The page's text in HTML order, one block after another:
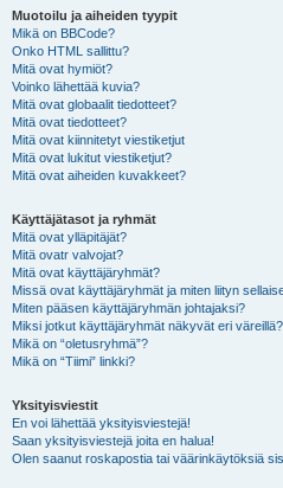
Muotoilu ja aiheiden tyypit
Mikä on BBCode?
Onko HTML sallittu?
Mitä ovat hymiöt?
Voinko lähettää kuvia?
Mitä ovat globaalit tiedotteet?
Mitä ovat tiedotteet?
Mitä ovat kiinnitetyt viestiketjut
Mitä ovat lukitut viestiketjut?
Mitä ovat aiheiden kuvakkeet?
Käyttäjätasot ja ryhmät
Mitä ovat ylläpitäjät?
Mitä ovatr valvojat?
Mitä ovat käyttäjäryhmät?
Missä ovat käyttäjäryhmät ja miten liityn
Miten pääsen käyttäjäryhmän johtajaksi?
Miksi jotkut käyttäjäryhmät näkyvät eri väreillä?
Mikä on “oletusryhmä”?
Mikä on “Tiimi” linkki?
Yksityisviestit
En voi lähettää yksityisviestejä!
Saan yksityisviestejä joita en halua!
Olen saanut roskapostia tai väärinkäytöksiä